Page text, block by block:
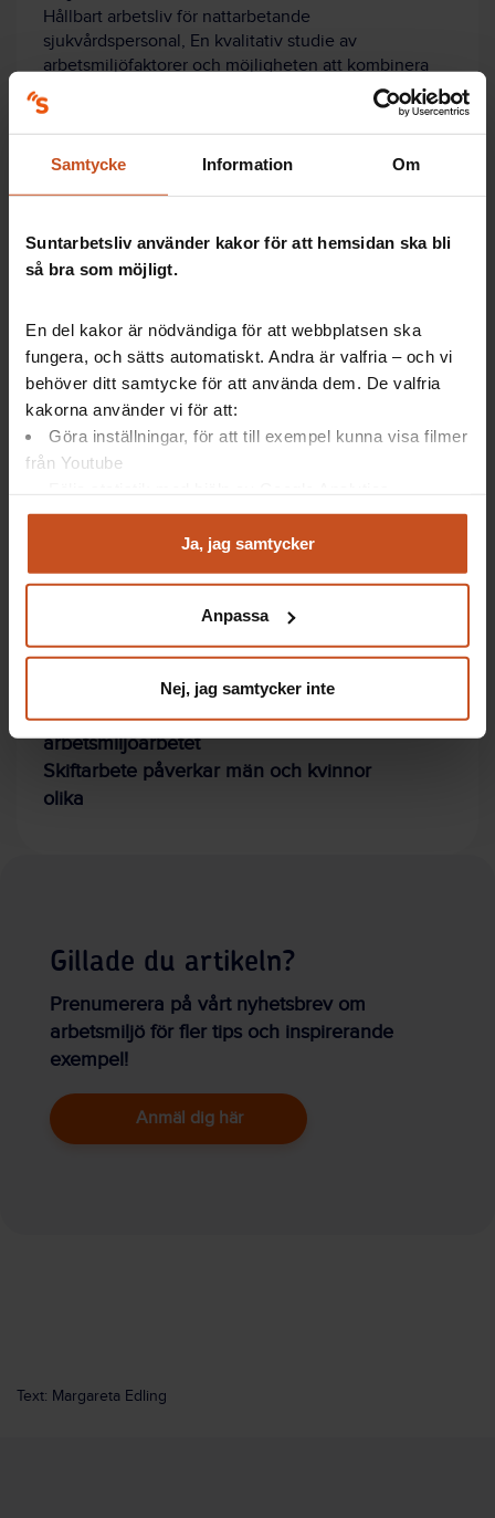
Samtycke Information Om
Suntarbetsliv använder kakor för att hemsidan ska bli
så bra som möjligt.
En del kakor är nödvändiga för att webbplatsen ska
fungera, och sätts automatiskt. Andra är valfria – och vi
behöver ditt samtycke för att använda dem. De valfria
kakorna använder vi för att:
Göra inställningar, för att till exempel kunna visa filmer
från Youtube
Analysera trafik för att kunna visa riktad information
Du kan när som helst återta ditt godkännande genom att
integritet@suntarbetsliv.se.
Ja, jag samtycker
Anpassa
Nej, jag samtycker inte
Hållbart arbetsliv för nattarbetande
sjukvårdspersonal, En kvalitativ studie av
arbetsmiljöfaktorer och möjligheten att kombinera
Projektledare:
Annika Lindahl Norberg, Institutet för miljömedicin,
Karolinska Institutet
Karolinska Institutet
Artiklar: Så gör andra
Artiklar: Forskning
Skiftarbete måste med i
arbetsmiljöarbetet
Skiftarbete påverkar män och kvinnor
olika
Gillade du artikeln?
Prenumerera på vårt nyhetsbrev om
arbetsmiljö för fler tips och inspirerande
exempel!
Anmäl dig här
Text: Margareta Edling